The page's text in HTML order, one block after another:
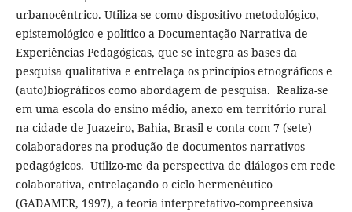
urbanocêntrico. Utiliza-se como dispositivo metodológico,
epistemológico e político a Documentação Narrativa de
Experiências Pedagógicas, que se integra as bases da
pesquisa qualitativa e entrelaça os princípios etnográficos e
(auto)biográficos como abordagem de pesquisa. Realiza-se
em uma escola do ensino médio, anexo em território rural
na cidade de Juazeiro, Bahia, Brasil e conta com 7 (sete)
colaboradores na produção de documentos narrativos
pedagógicos. Utilizo-me da perspectiva de diálogos em rede
colaborativa, entrelaçando o ciclo hermenêutico
(GADAMER, 1997), a teoria interpretativo-compreensiva